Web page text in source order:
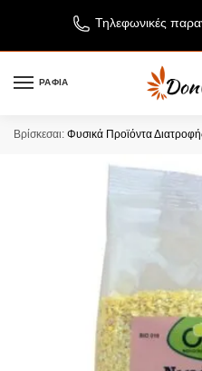
Τηλεφωνικές
ΡΑΦΙΑ
Βρίσκεσαι: Φυσικά Προϊόντα